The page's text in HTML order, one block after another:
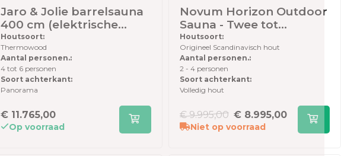
Jaro & Jolie barrelsauna
400 cm (elektrische
kachel en panorama
achterwand)-
Thermowood - inclusief
dakshingles en elzen
vloer
Houtsoort:
Thermowood
Aantal personen.:
4 tot 6 personen
Soort achterkant:
Panorama
€ 11.765,00
Op voorraad
Novum Horizon Outdoor
Sauna - Twee tot
vierpersoons -
Scandinavisch hout
Houtsoort:
Origineel Scandinavisch hout
Aantal personen.:
2 - 4 personen
Soort achterkant:
Volledig hout
€ 8.995,00
€ 9.995,00
Niet op voorraad